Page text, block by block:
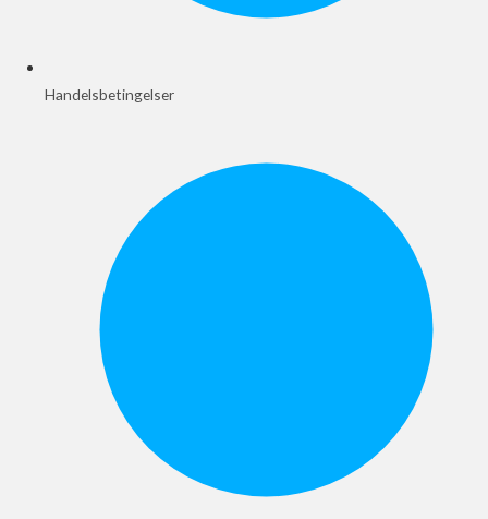
Handelsbetingelser